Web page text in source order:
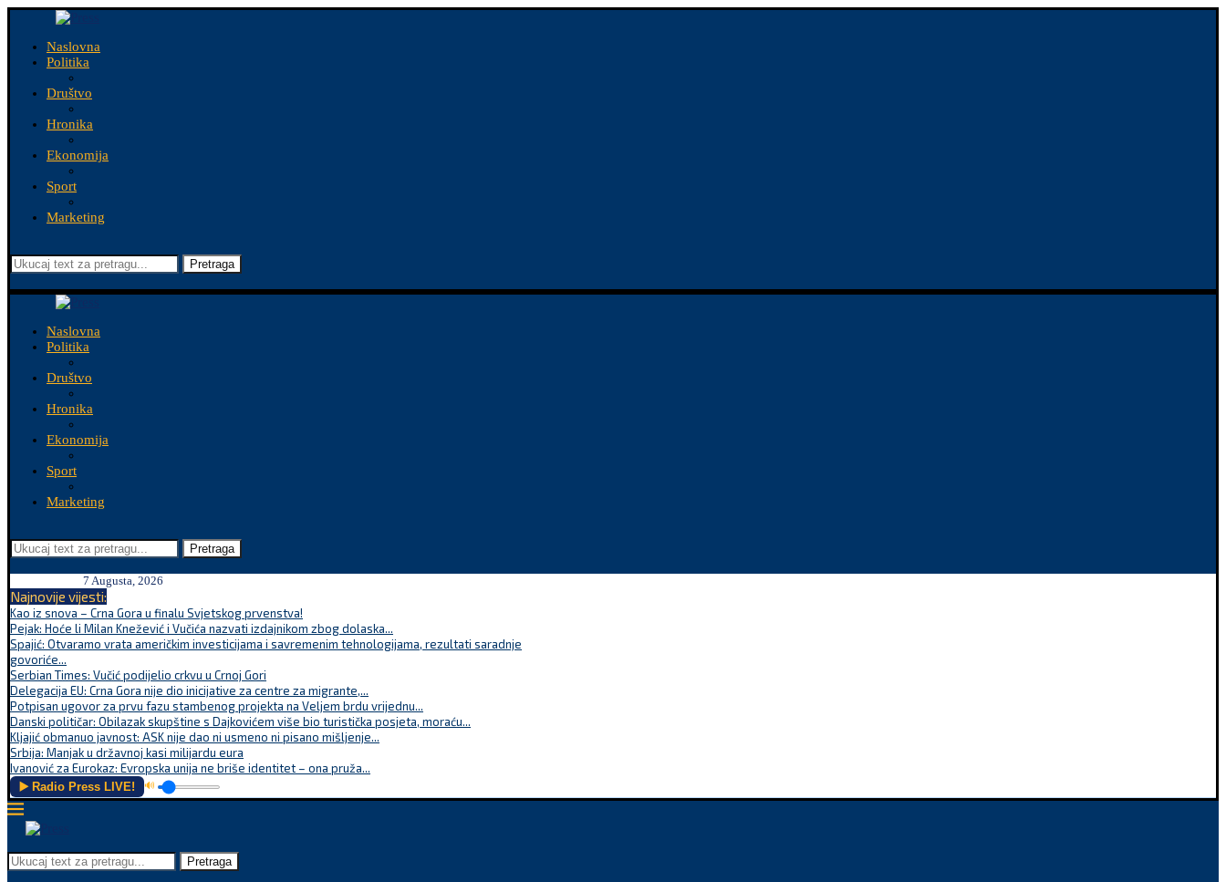
Naslovna
Politika
Društvo
Hronika
Ekonomija
Sport
Marketing
Pretraga
Naslovna
Politika
Društvo
Hronika
Ekonomija
Sport
Marketing
Pretraga
7 Augusta, 2026
Najnovije vijesti:
Kao iz snova – Crna Gora u finalu Svjetskog prvenstva!
Pejak: Hoće li Milan Knežević i Vučića nazvati izdajnikom zbog dolaska...
Spajić: Otvaramo vrata američkim investicijama i savremenim tehnologijama, rezultati saradnje
govoriće...
Serbian Times: Vučić podijelio crkvu u Crnoj Gori
Delegacija EU: Crna Gora nije dio inicijative za centre za migrante,...
Potpisan ugovor za prvu fazu stambenog projekta na Veljem brdu vrijednu...
Danski političar: Obilazak skupštine s Dajkovićem više bio turistička posjeta, moraću...
Kljajić obmanuo javnost: ASK nije dao ni usmeno ni pisano mišljenje...
Srbija: Manjak u državnoj kasi milijardu eura
Ivanović za Eurokaz: Evropska unija ne briše identitet – ona pruža...
▶️ Radio Press LIVE! 🔊
Pretraga